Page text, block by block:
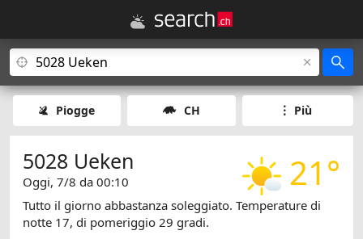
Piogge CH Più
21°
5028 Ueken
Oggi, 7/8 da 00:10
Tutto il giorno abbastanza soleggiato. Temperature di
notte 17, di pomeriggio 29 gradi.